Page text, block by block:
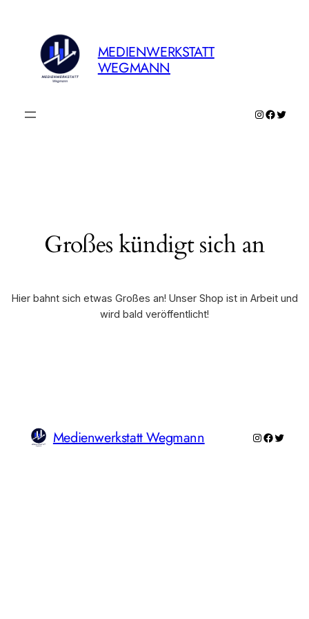
MEDIENWERKSTATT
WEGMANN
Instagram
Großes kündigt sich an
Hier bahnt sich etwas Großes an! Unser Shop ist in Arbeit und
wird bald veröffentlicht!
Medienwerkstatt Wegmann Instagram